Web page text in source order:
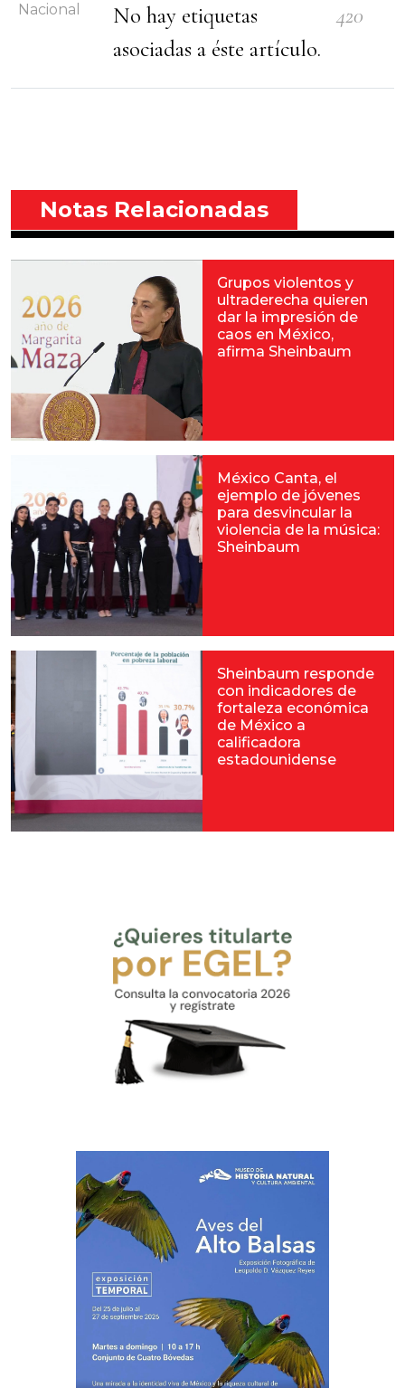
Nacional
No hay etiquetas
asociadas a éste artículo.
420
Notas Relacionadas
Grupos violentos y
ultraderecha quieren
dar la impresión de
caos en México,
afirma Sheinbaum
México Canta, el
ejemplo de jóvenes
para desvincular la
violencia de la música:
Sheinbaum
Sheinbaum responde
con indicadores de
fortaleza económica
de México a
calificadora
estadounidense